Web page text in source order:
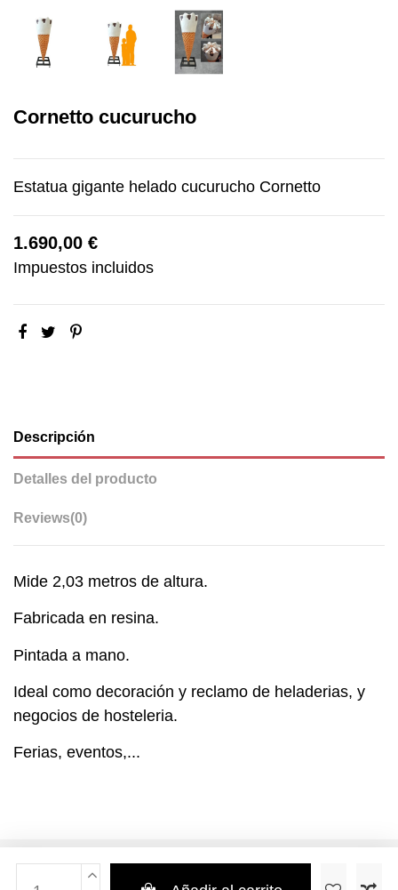
Cornetto cucurucho
Estatua gigante helado cucurucho Cornetto
1.690,00 €
Impuestos incluidos
Descripción
Detalles del producto
Reviews(0)
Mide 2,03 metros de altura.
Fabricada en resina.
Pintada a mano.
Ideal como decoración y reclamo de heladerias, y
negocios de hosteleria.
Ferias, eventos,...